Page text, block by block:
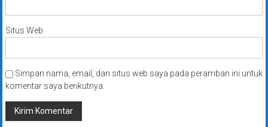
Situs Web
Simpan nama, email, dan situs web saya pada peramban ini untuk
komentar saya berikutnya.